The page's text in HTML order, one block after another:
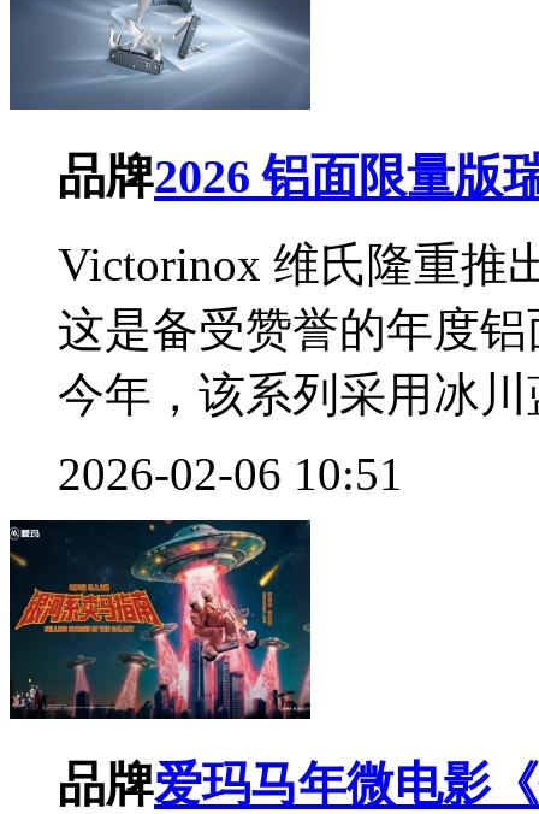
品牌2026 铝面限量版
Victorinox 维氏隆重推
这是备受赞誉的年度
今年，该系列采用冰川
2026-02-06 10:51
品牌爱玛马年微电影